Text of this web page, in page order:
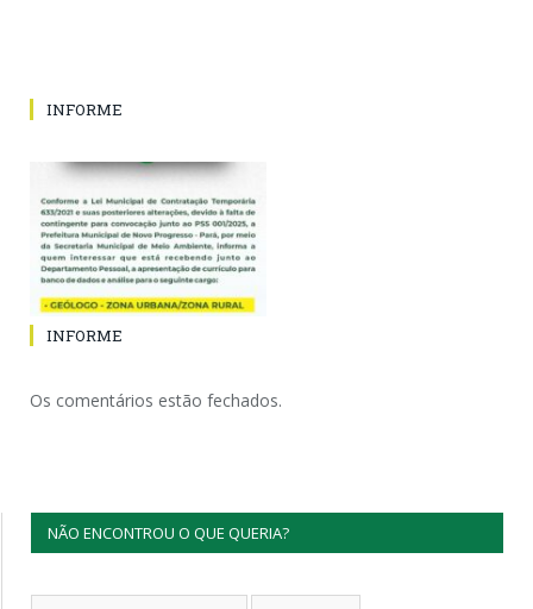
INFORME
INFORME
Os comentários estão fechados.
NÃO ENCONTROU O QUE QUERIA?